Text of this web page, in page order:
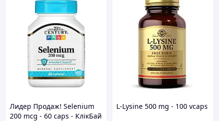
Лидер Продаж! Selenium
200 mcg - 60 caps - КлікБай
L-Lysine 500 mg - 100 vcaps